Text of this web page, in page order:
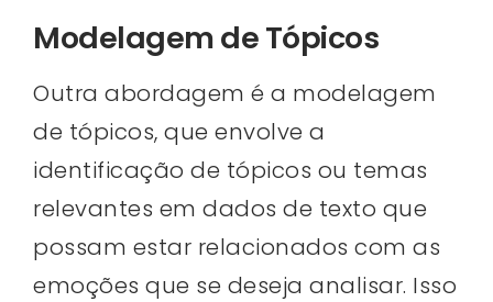
Modelagem de Tópicos
Outra abordagem é a modelagem
de tópicos, que envolve a
identificação de tópicos ou temas
relevantes em dados de texto que
possam estar relacionados com as
emoções que se deseja analisar. Isso